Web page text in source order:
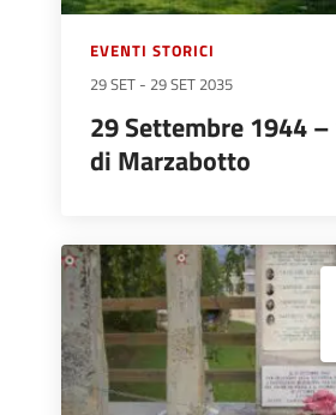
EVENTI STORICI
29 SET - 29 SET 2035
29 Settembre 1944
di Marzabotto